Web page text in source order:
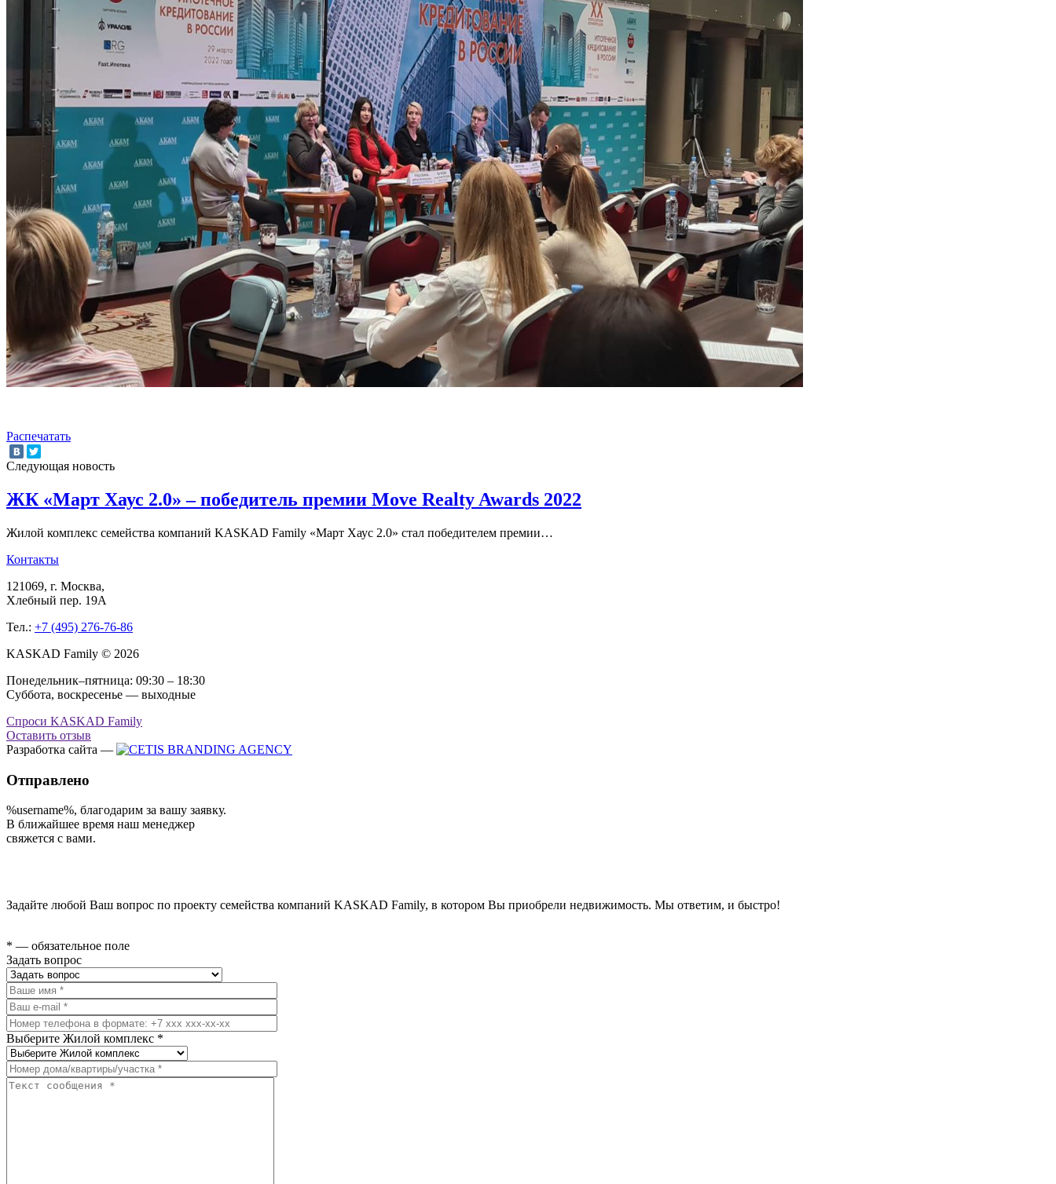
Распечатать
Следующая новость
ЖК «Март Хаус 2.0» – победитель премии Move Realty Awards 2022
Жилой комплекс семейства компаний KASKAD Family «Март Хаус 2.0» стал победителем премии…
Контакты
121069, г. Москва,
Хлебный пер. 19А
Тел.: +7 (495) 276-76-86
KASKAD Family © 2026
Понедельник–пятница: 09:30 – 18:30
Суббота, воскресенье — выходные
Спроси KASKAD Family
Оставить отзыв
Разработка сайта —
Отправлено
%username%, благодарим за вашу заявку.
В ближайшее время наш менеджер
свяжется с вами.
Задайте любой Ваш вопрос по проекту семейства компаний KASKAD Family, в котором Вы приобрели недвижимость. Мы ответим, и быстро!
* — обязательное поле
Задать вопрос
Выберите Жилой комплекс *